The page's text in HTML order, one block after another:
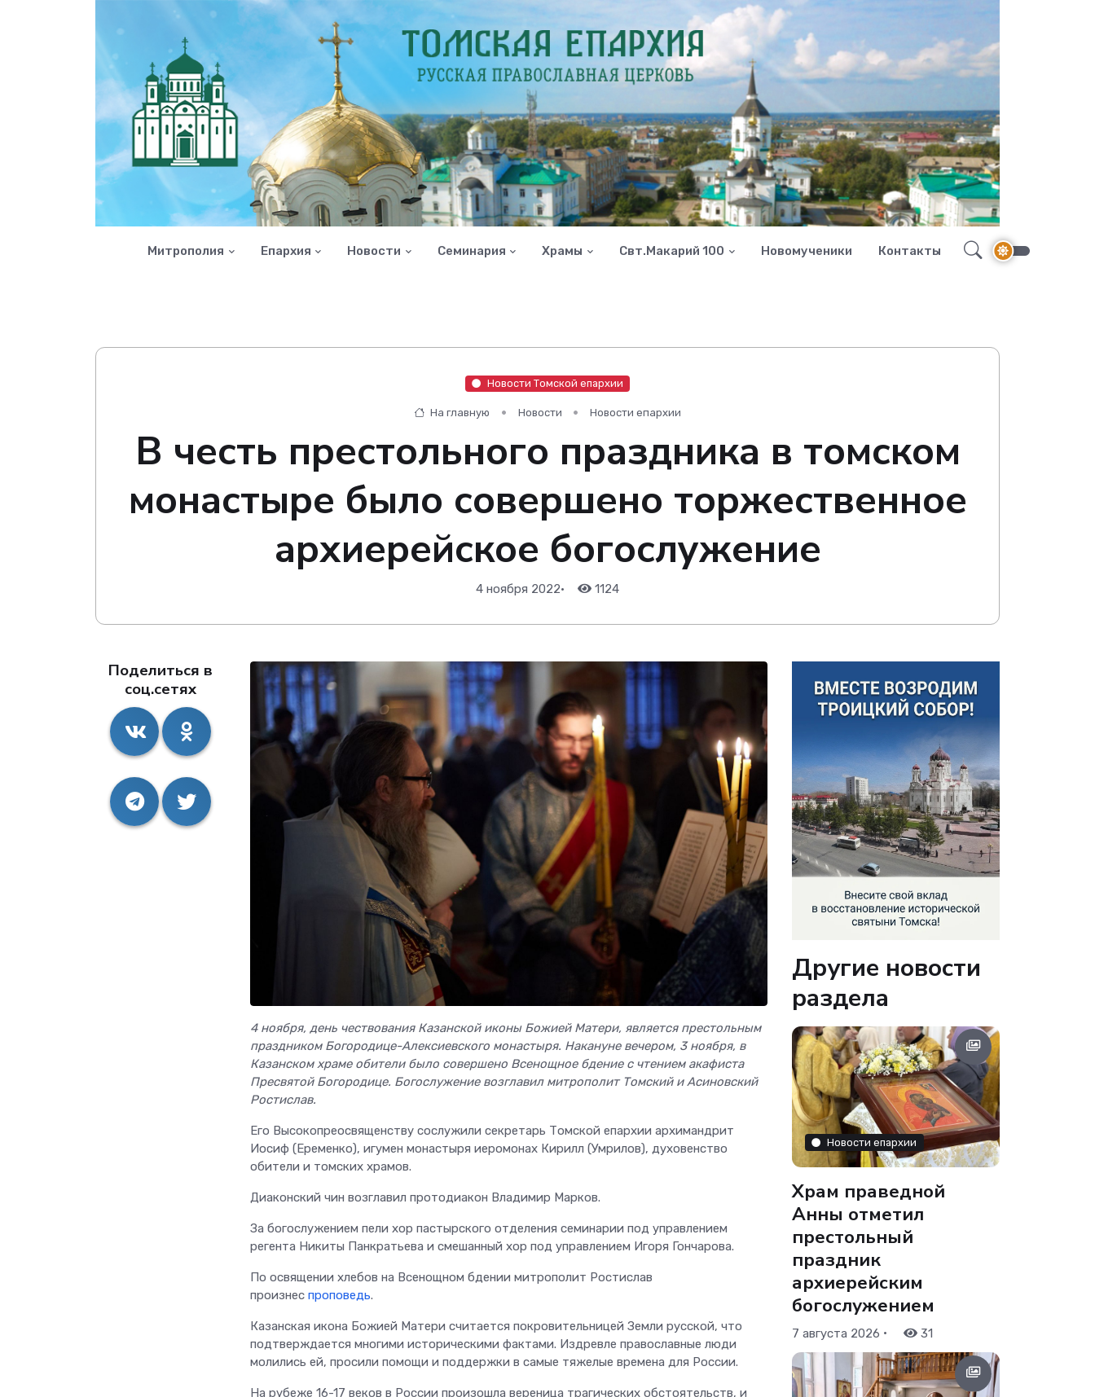
Митрополия Епархия Новости Семинария Храмы Свт.Макарий 100 Новомученики Контакты
Новости Томской епархии
На главную Новости Новости епархии
В честь престольного праздника в томском
монастыре было совершено торжественное
архиерейское богослужение
4 ноября 2022• 1124
Поделиться в
соц.сетях
4 ноября, день чествования Казанской иконы Божией Матери, является престольным
праздником Богородице-Алексиевского монастыря. Накануне вечером, 3 ноября, в
Казанском храме обители было совершено Всенощное бдение с чтением акафиста
Пресвятой Богородице. Богослужение возглавил митрополит Томский и Асиновский
Ростислав.
Его Высокопреосвященству сослужили секретарь Томской епархии архимандрит
Иосиф (Еременко), игумен монастыря иеромонах Кирилл (Умрилов), духовенство
обители и томских храмов.
Диаконский чин возглавил протодиакон Владимир Марков.
За богослужением пели хор пастырского отделения семинарии под управлением
регента Никиты Панкратьева и смешанный хор под управлением Игоря Гончарова.
По освящении хлебов на Всенощном бдении митрополит Ростислав
произнес проповедь.
Казанская икона Божией Матери считается покровительницей Земли русской, что
подтверждается многими историческими фактами. Издревле православные люди
молились ей, просили помощи и поддержки в самые тяжелые времена для России.
На рубеже 16-17 веков в России произошла вереница трагических обстоятельств, и
Другие новости
раздела
Новости епархии
Храм праведной
Анны отметил
престольный
праздник
архиерейским
богослужением
7 августа 2026 • 31